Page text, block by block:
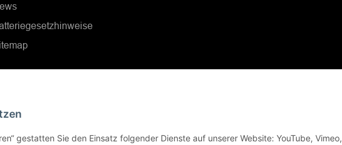
gestatten Sie den Einsatz folgender Dienste auf unserer Website: YouTube, Vimeo,